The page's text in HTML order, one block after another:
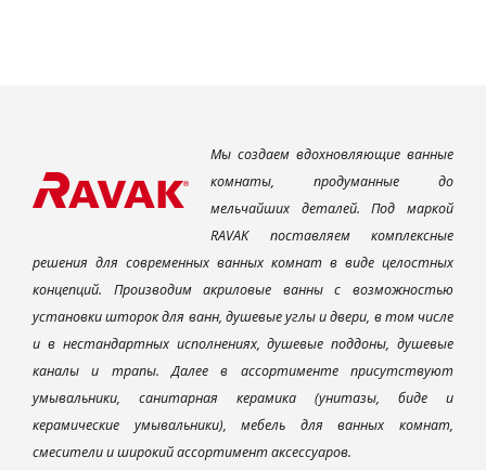
Мы создаем вдохновляющие ванные
комнаты, продуманные до
мельчайших деталей. Под маркой
RAVAK поставляем комплексные
решения для современных ванных комнат в виде целостных
концепций. Производим акриловые ванны с возможностью
установки шторок для ванн, душевые углы и двери, в том числе
и в нестандартных исполнениях, душевые поддоны, душевые
каналы и трапы. Далее в ассортименте присутствуют
умывальники, санитарная керамика (унитазы, биде и
керамические умывальники), мебель для ванных комнат,
смесители и широкий ассортимент аксессуаров.